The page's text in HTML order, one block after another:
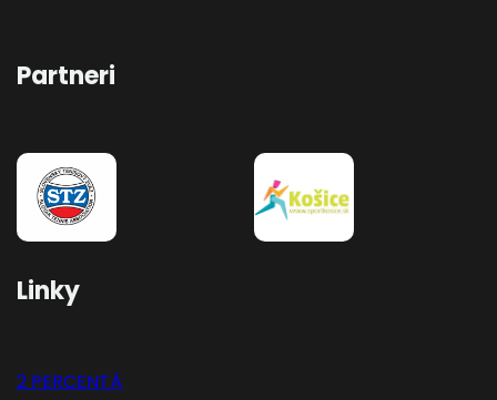
Partneri
Linky
2 PERCENTÁ